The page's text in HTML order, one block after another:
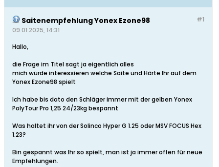
#1
Saitenempfehlung Yonex Ezone98
09.01.2025, 14:31
Hallo,
die Frage im Titel sagt ja eigentlich alles
mich würde interessieren welche Saite und Härte Ihr auf dem
Yonex Ezone98 spielt
Ich habe bis dato den Schläger immer mit der gelben Yonex
PolyTour Pro 1,25 24/23kg bespannt
Was haltet ihr von der Solinco Hyper G 1.25 oder MSV FOCUS Hex
1.23?
Bin gespannt was Ihr so spielt, man ist ja immer offen für neue
Empfehlungen.